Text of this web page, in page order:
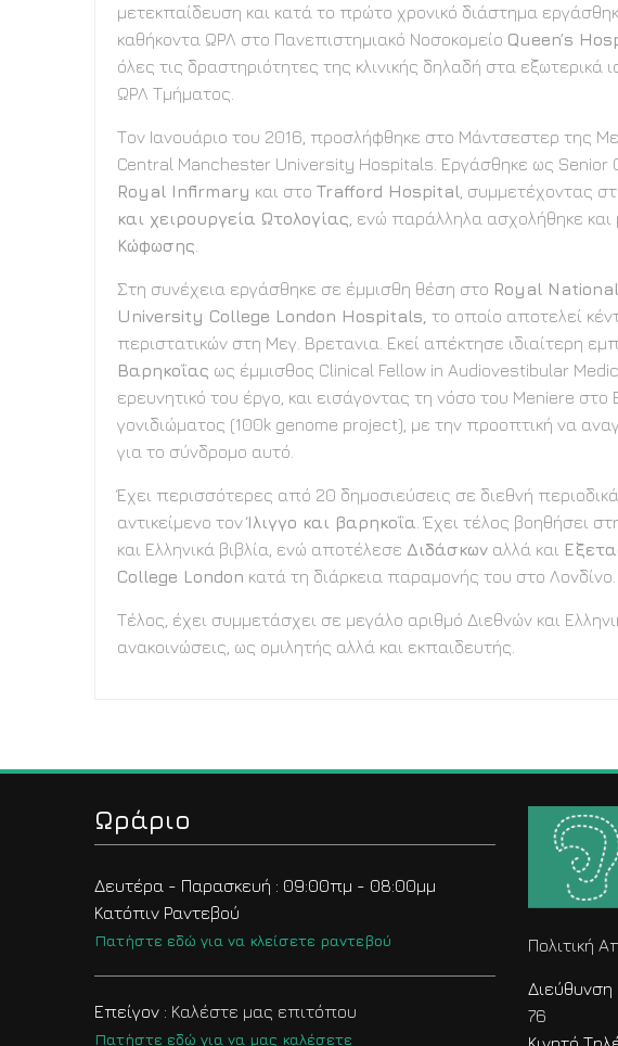
μετεκπαίδευση και κατά το πρώτο χρονικό διάστημα
καθήκοντα ΩΡΛ στο Πανεπιστημιακό Νοσοκομείο Queen’s
όλες τις δραστηριότητες της κλινικής δηλαδή στα εξωτερικά
ΩΡΛ Τμήματος.
Τον Ιανουάριο του 2016, προσλήφθηκε στο Μάντσεστερ της
Central Manchester University Hospitals. Εργάσθηκε ως Senior
Royal Infirmary και στο Trafford Hospital , συμμετέχοντας
και χειρουργεία Ωτολογίας , ενώ παράλληλα ασχολήθηκε
Κώφωσης
Στη συνέχεια εργάσθηκε σε έμμισθη θέση στο Royal
University College London Hospitals, το οποίο αποτελεί
περιστατικών στη Μεγ. Βρετανια. Εκεί απέκτησε ιδιαίτερη
Βαρηκοΐας ως έμμισθος Clinical Fellow in Audiovestibular
ερευνητικό του έργο, και εισάγοντας τη νόσο του Meniere
γονιδιώματος (100k genome project), με την προοπτική να
για το σύνδρομο αυτό.
Έχει περισσότερες από 20 δημοσιεύσεις σε διεθνή
αντικείμενο τονΊλιγγο και βαρηκοΐα . Έχει τέλος βοηθήσει
και Ελληνικά βιβλία, ενώ αποτέλεσε Διδάσκων αλλά και
College London κατά τη διάρκεια παραμονής του στο Λονδίνο.
Τέλος, έχει συμμετάσχει σε μεγάλο αριθμό Διεθνών και
ανακοινώσεις, ως ομιλητής αλλά και εκπαιδευτής.
Ωράριο
Δευτέρα - Παρασκευή : 09:00πμ - 08:00μμ
Κατόπιν Ραντεβού
Πατήστε εδώ για να κλείσετε ραντεβού
Επείγον : Καλέστε μας επιτόπου
Πατήστε εδώ για να μας καλέσετε
Πολιτική
Διεύθυνση :
76